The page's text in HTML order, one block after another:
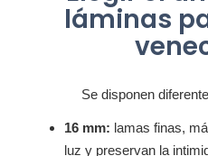
láminas
Se disponen
16 mm: lamas finas,
luz y preservan la